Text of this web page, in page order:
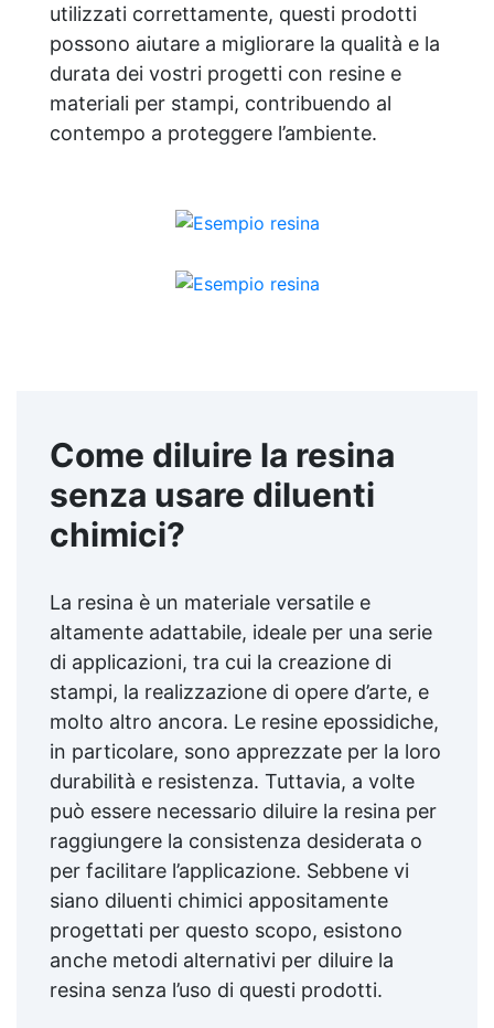
utilizzati correttamente, questi prodotti
possono aiutare a migliorare la qualità e la
durata dei vostri progetti con resine e
materiali per stampi, contribuendo al
contempo a proteggere l’ambiente.
Come diluire la resina
senza usare diluenti
chimici?
La resina è un materiale versatile e
altamente adattabile, ideale per una serie
di applicazioni, tra cui la creazione di
stampi, la realizzazione di opere d’arte, e
molto altro ancora. Le resine epossidiche,
in particolare, sono apprezzate per la loro
durabilità e resistenza. Tuttavia, a volte
può essere necessario diluire la resina per
raggiungere la consistenza desiderata o
per facilitare l’applicazione. Sebbene vi
siano diluenti chimici appositamente
progettati per questo scopo, esistono
anche metodi alternativi per diluire la
resina senza l’uso di questi prodotti.